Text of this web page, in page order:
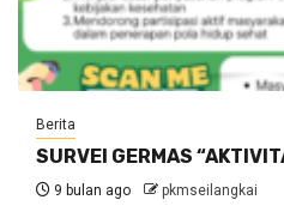
Berita
SURVEI GERMAS
9 bulan ago pkmseilangkai